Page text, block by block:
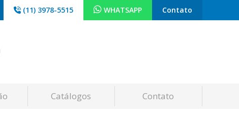
Contato
WHATSAPP
(11) 3978-5515
Catálogos Contato